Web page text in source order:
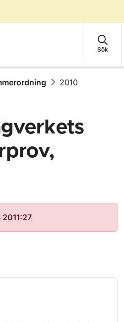
Sök
2010
2011:27